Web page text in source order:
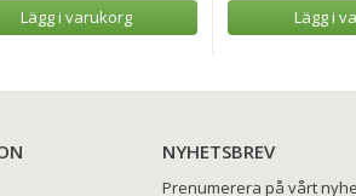
Lägg i varukorg Lägg i
NYHETSBREV
Prenumerera på vårt